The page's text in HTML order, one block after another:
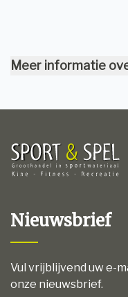
Meer informatie
Nieuwsbrief
Vul vrijblijvend uw e-
onze nieuwsbrief.